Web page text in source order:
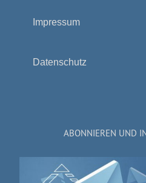
Impressum
Datenschutz
ABONNIEREN UND